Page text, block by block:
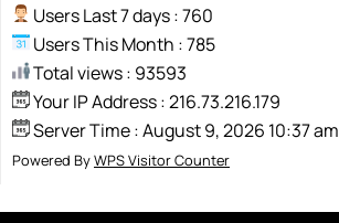
Users Last 7 days : 760
Users This Month : 785
Total views : 93593
Your IP Address : 216.73.216.179
Server Time : August 9, 2026 10:37 am
Powered ByWPS Visitor Counter